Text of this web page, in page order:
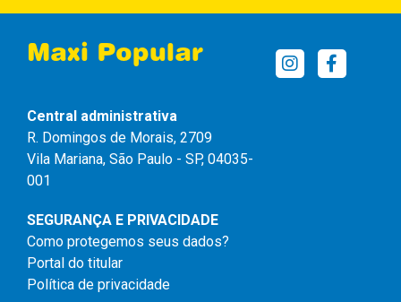
Maxi Popular
Central administrativa
R. Domingos de Morais, 2709
Vila Mariana, São Paulo - SP, 04035-
001
SEGURANÇA E PRIVACIDADE
Como protegemos seus dados?
Portal do titular
Política de privacidade